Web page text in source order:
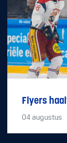
Flyers
04 augustus